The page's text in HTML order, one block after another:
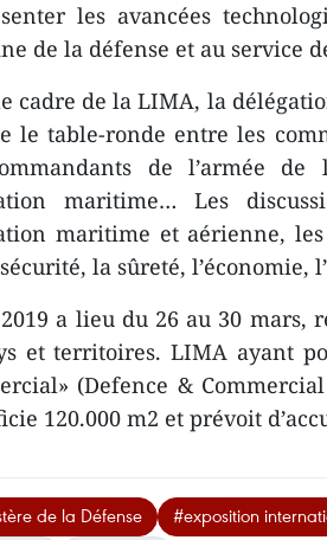
les avancées
de la défense et au service
cadre de la LIMA, la
le table-ronde entre les
de l’armée
maritime… Les
maritime et aérienne,
la sûreté, l’économie,
a lieu du 26 au 30 mars,
et territoires. LIMA ayant
(Defence &
120.000 m2 et prévoit
de la Défense
#exposition